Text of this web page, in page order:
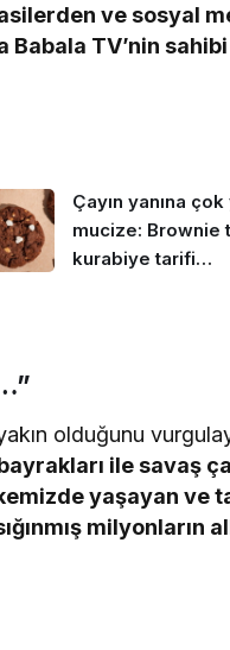
ve sosyal
TV’nin
Çayın yanına
mucize: Brownie
kurabiye tarifi…
olduğunu
ile savaş
yaşayan ve
milyonların